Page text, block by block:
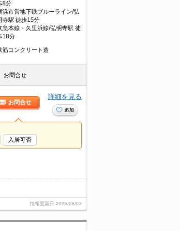
8分
浜市営地下鉄ブルーライン/弘
寺駅 徒歩15分
急本線・久里浜線/弘明寺駅 徒
18分
筋コンクリート造
お問合せ
お問合せ
詳細を見る
追加
入居可否
情報更新日 2026/08/03